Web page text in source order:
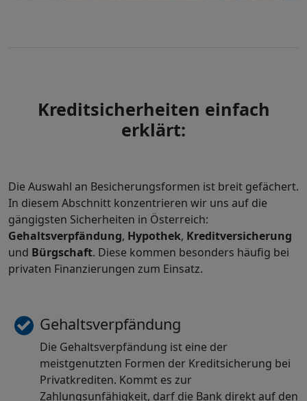
Kreditsicherheiten einfach
erklärt:
Die Auswahl an Besicherungsformen ist breit gefächert.
In diesem Abschnitt konzentrieren wir uns auf die
gängigsten Sicherheiten in Österreich:
Gehaltsverpfändung, Hypothek, Kreditversicherung
und Bürgschaft. Diese kommen besonders häufig bei
privaten Finanzierungen zum Einsatz.
Gehaltsverpfändung
Die Gehaltsverpfändung ist eine der
meistgenutzten Formen der Kreditsicherung bei
Privatkrediten. Kommt es zur
Zahlungsunfähigkeit, darf die Bank direkt auf den